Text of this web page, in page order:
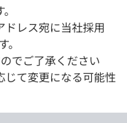
レス宛に当社採用
でご了承ください
て変更になる可能性